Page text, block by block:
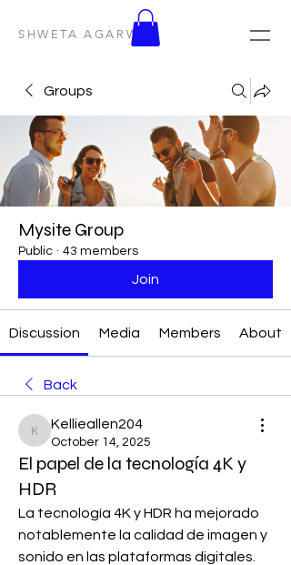
SHWETA AGARWAL
Groups
Mysite Group
Public · 43 members
Join
Discussion Media Members About
Back
Kellieallen204
Kellieallen204
October 14, 2025
El papel de la tecnología 4K y
HDR
La tecnología 4K y HDR ha mejorado
notablemente la calidad de imagen y
sonido en las plataformas digitales.